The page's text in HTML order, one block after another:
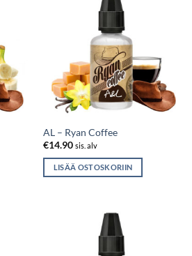
AL – Ryan Coffee
€14.90 sis. alv
LISÄÄ OSTOSKORIIN